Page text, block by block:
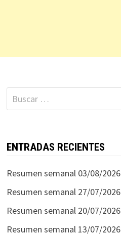
Buscar:
ENTRADAS RECIENTES
Resumen semanal 03/08/2026
Resumen semanal 27/07/2026
Resumen semanal 20/07/2026
Resumen semanal 13/07/2026